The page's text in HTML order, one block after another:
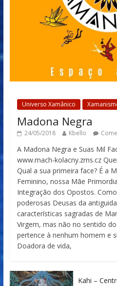
Universo Xamânico
Madona Negra
24/05/2018 Kbello
A Madona Negra e Suas Mil
www.mach-kolacny.zrns.cz
Qual a sua primeira face? É a
Feminino, nossa Mãe
Integração dos Opostos.
poderosas Deusas da
características sagradas de
Virgem, mas não no sentido
pertence à nenhum homem e
Doadora de vida,
Kahi –